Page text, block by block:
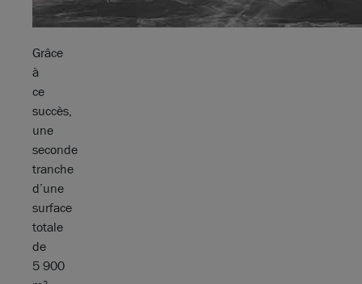
Grâce
à
ce
succès,
une
seconde
tranche
d’une
surface
totale
de
5 900